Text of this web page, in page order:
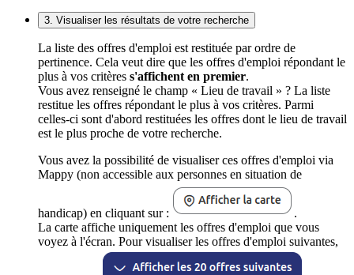
3. Visualiser les résultats de votre recherche
La liste des offres d'emploi est restituée par ordre de
pertinence. Cela veut dire que les offres d'emploi répondant le
plus à vos critères s'affichent en premier.
Vous avez renseigné le champ « Lieu de travail » ? La liste
restitue les offres répondant le plus à vos critères. Parmi
celles-ci sont d'abord restituées les offres dont le lieu de travail
est le plus proche de votre recherche.
Vous avez la possibilité de visualiser ces offres d'emploi via
Mappy (non accessible aux personnes en situation de
handicap) en cliquant sur :
.
La carte affiche uniquement les offres d'emploi que vous
voyez à l'écran. Pour visualiser les offres d'emploi suivantes,